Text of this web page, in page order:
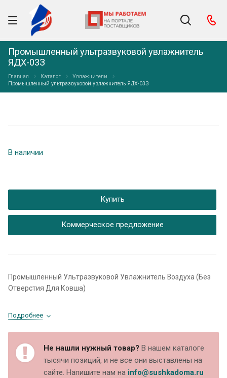
Промышленный ультразвуковой увлажнитель
ЯДХ-03З
Главная Каталог
Увлажнители
Промышленный ультразвуковой увлажнитель ЯДХ-03З
В наличии
Купить
Коммерческое предложение
Промышленный Ультразвуковой Увлажнитель Воздуха (Без
Отверстия Для Ковша)
Подробнее
Не нашли нужный товар? В нашем каталоге
тысячи позиций, и не все они выставлены на
сайте. Напишите нам на info@sushkadoma.ru